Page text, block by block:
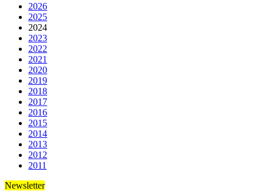
2026
2025
2024
2023
2022
2021
2020
2019
2018
2017
2016
2015
2014
2013
2012
2011
Newsletter